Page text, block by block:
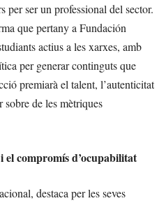
ser un professional del sector.
que pertany a Fundación
actius a les xarxes, amb
per generar continguts que
premiarà el talent, l’autenticitat
sobre de les mètriques
el compromís d’ocupabilitat
destaca per les seves